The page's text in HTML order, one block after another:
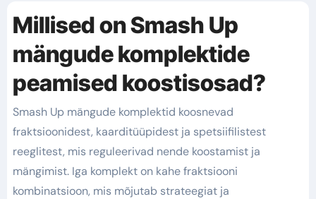
Millised on Smash Up
mängude komplektide
peamised koostisosad?
Smash Up mängude komplektid koosnevad
fraktsioonidest, kaarditüüpidest ja spetsiifilistest
reeglitest, mis reguleerivad nende koostamist ja
mängimist. Iga komplekt on kahe fraktsiooni
kombinatsioon, mis mõjutab strateegiat ja